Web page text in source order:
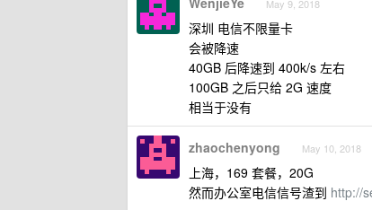
May 9, 2018
深圳 电信不限量卡
会被降速
40GB 后降速到 400k/s 左右
100GB 之后只给 2G 速度
相当于没有
zhaochenyong May 10, 2018
上海，169 套餐，20G
然而办公室电信信号渣到 http://